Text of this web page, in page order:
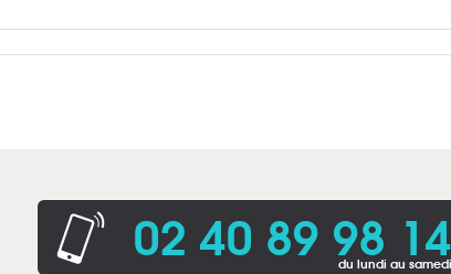
02 40 89 98 14
du lundi au samedi